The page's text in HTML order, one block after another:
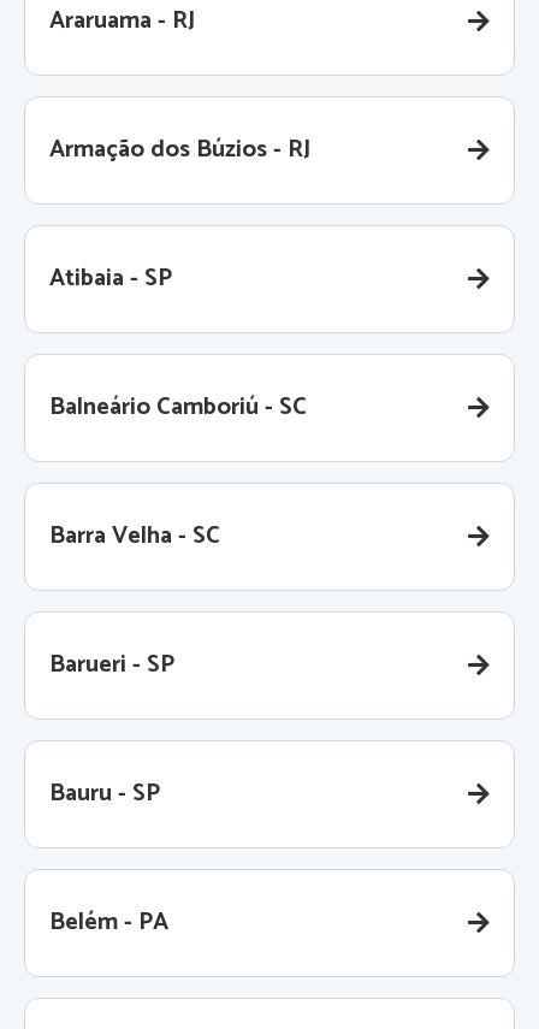
Araruama - RJ
Armação dos Búzios - RJ
Atibaia - SP
Balneário Camboriú - SC
Barra Velha - SC
Barueri - SP
Bauru - SP
Belém - PA